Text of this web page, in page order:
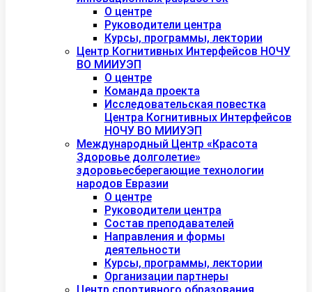
О центре
Руководители центра
Курсы, программы, лектории
Центр Когнитивных Интерфейсов НОЧУ
ВО МИИУЭП
О центре
Команда проекта
Исследовательская повестка
Центра Когнитивных Интерфейсов
НОЧУ ВО МИИУЭП
Международный Центр «Красота
Здоровье долголетие»
здоровьесберегающие технологии
народов Евразии
О центре
Руководители центра
Состав преподавателей
Направления и формы
деятельности
Курсы, программы, лектории
Организации партнеры